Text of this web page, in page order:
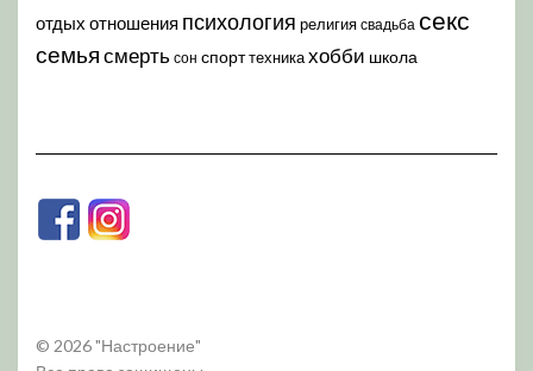
отдых отношения психология религия свадьба секс
семья смерть сон спорттехникахобби школа
© 2026 "Настроение"